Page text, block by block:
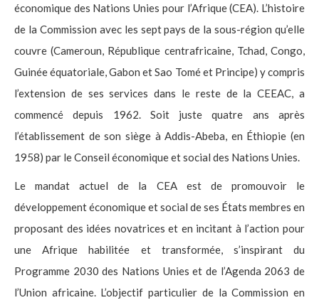
économique des Nations Unies pour l’Afrique (CEA). L’histoire
de la Commission avec les sept pays de la sous-région qu’elle
couvre (Cameroun, République centrafricaine, Tchad, Congo,
Guinée équatoriale, Gabon et Sao Tomé et Principe) y compris
l’extension de ses services dans le reste de la CEEAC, a
commencé depuis 1962. Soit juste quatre ans après
l’établissement de son siège à Addis-Abeba, en Éthiopie (en
1958) par le Conseil économique et social des Nations Unies.
Le mandat actuel de la CEA est de promouvoir le
développement économique et social de ses États membres en
proposant des idées novatrices et en incitant à l’action pour
une Afrique habilitée et transformée, s’inspirant du
Programme 2030 des Nations Unies et de l’Agenda 2063 de
l’Union africaine. L’objectif particulier de la Commission en